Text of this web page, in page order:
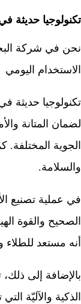
تكنولوجيا حديثة
نحن في شركة
الاستخدام اليومي
تكنولوجيا حديثة
لضمان المتانة
الجوية المختلفة.
والسلامة.
في عملية تصنيع
الصحيح والقوة
أنه مستعد
بالإضافة إلى
الذكية والآليّة